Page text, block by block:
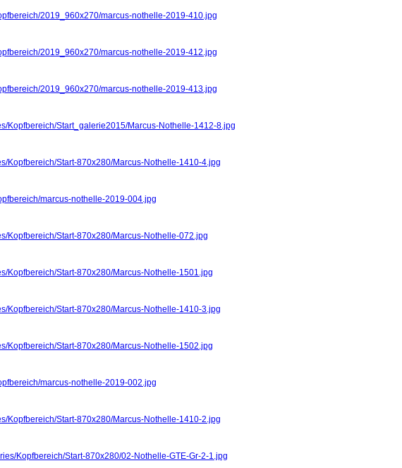
2019_960x270/marcus-nothelle-2019-410.jpg
2019_960x270/marcus-nothelle-2019-412.jpg
2019_960x270/marcus-nothelle-2019-413.jpg
Kopfbereich/Start_galerie2015/Marcus-Nothelle-1412-8.jpg
Kopfbereich/Start-870x280/Marcus-Nothelle-1410-4.jpg
marcus-nothelle-2019-004.jpg
Kopfbereich/Start-870x280/Marcus-Nothelle-072.jpg
Kopfbereich/Start-870x280/Marcus-Nothelle-1501.jpg
Kopfbereich/Start-870x280/Marcus-Nothelle-1410-3.jpg
Kopfbereich/Start-870x280/Marcus-Nothelle-1502.jpg
marcus-nothelle-2019-002.jpg
Kopfbereich/Start-870x280/Marcus-Nothelle-1410-2.jpg
Kopfbereich/Start-870x280/02-Nothelle-GTE-Gr-2-1.jpg